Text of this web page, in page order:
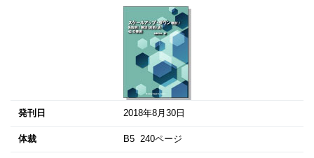
発刊日 2018年8月30日
体裁 B5 240ページ